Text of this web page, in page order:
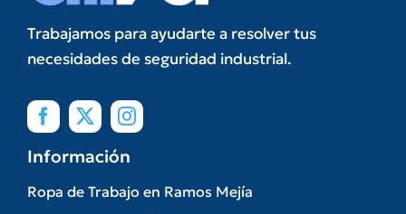
Trabajamos para ayudarte a resolver tus
necesidades de seguridad industrial.
Información
Ropa de Trabajo en Ramos Mejía